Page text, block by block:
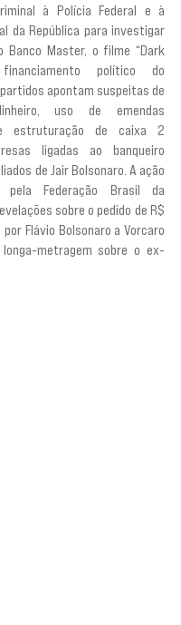
à Polícia Federal e à
da República para investigar
Banco Master, o filme “Dark
político do
apontam suspeitas de
uso de emendas
estruturação de caixa 2
ligadas ao banqueiro
de Jair Bolsonaro. A ação
pela Federação Brasil da
sobre o pedido de R$
Flávio Bolsonaro a Vorcaro
metragem sobre o ex-